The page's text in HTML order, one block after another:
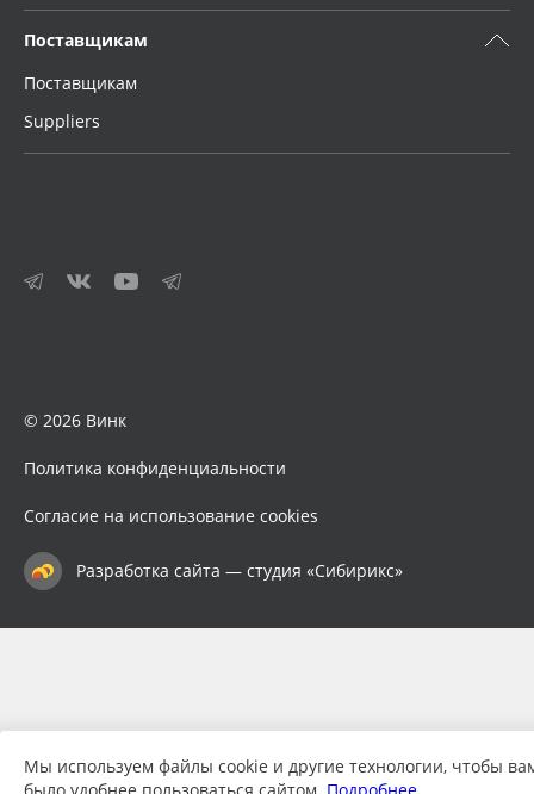
Поставщикам
Поставщикам
Suppliers
© 2026 Винк
Политика конфиденциальности
Согласие на использование cookies
Разработка сайта — студия «Сибирикс»
Мы используем файлы cookie и другие технологии, чтобы